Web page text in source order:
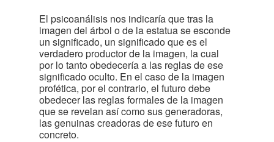
El psicoanálisis nos indicaría que tras la
imagen del árbol o de la estatua se esconde
un significado, un significado que es el
verdadero productor de la imagen, la cual
por lo tanto obedecería a las reglas de ese
significado oculto. En el caso de la imagen
profética, por el contrario, el futuro debe
obedecer las reglas formales de la imagen
que se revelan así como sus generadoras,
las genuinas creadoras de ese futuro en
concreto.